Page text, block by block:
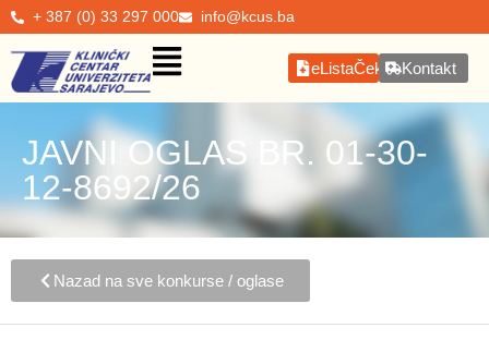
+ 387 (0) 33 297 000 info@kcus.ba
eListaČekanjaKontakt
JAVNI OGLAS BR. 01-30-
12-8692/26
Nazad na sve konkurse / oglase